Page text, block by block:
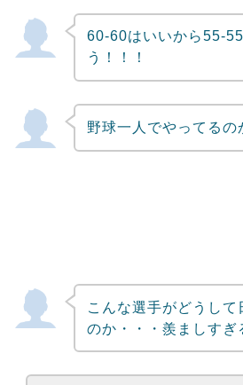
60-60はいいから55-
う！！！
野球一人でやってるの
こんな選手がどうして
のか・・・羨ましすぎ